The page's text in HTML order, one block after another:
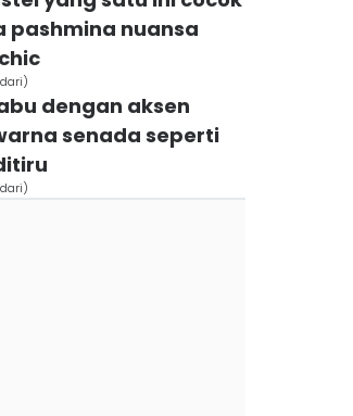
pashmina nuansa
dengan aksen
senada seperti